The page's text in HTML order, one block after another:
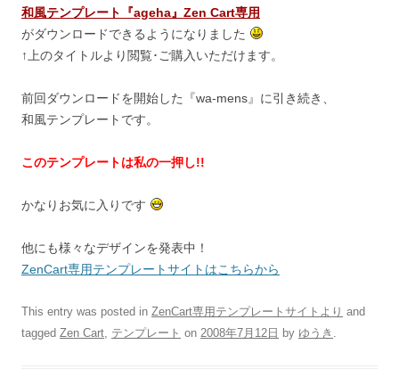
和風テンプレート『ageha』Zen Cart専用
がダウンロードできるようになりました
↑上のタイトルより閲覧･ご購入いただけます。
前回ダウンロードを開始した『wa-mens』に引き続き、
和風テンプレートです。
このテンプレートは私の一押し!!
かなりお気に入りです
他にも様々なデザインを発表中！
ZenCart専用テンプレートサイトはこちらから
This entry was posted in ZenCart専用テンプレートサイトより and
tagged Zen Cart, テンプレート on 2008年7月12日 by ゆうき .